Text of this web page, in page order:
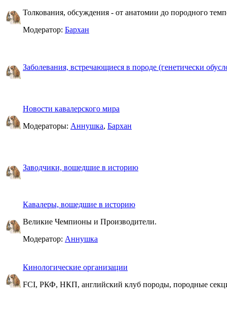
Толкования, обсуждения - от анатомии до породного
Модератор: Бархан
Заболевания, встречающиеся в породе (генетически
Новости кавалерского мира
Модераторы: Аннушка, Бархан
Заводчики, вошедшие в историю
Кавалеры, вошедшие в историю
Великие Чемпионы и Производители.
Модератор: Аннушка
Кинологические организации
FCI, РКФ, НКП, английский клуб породы, породные